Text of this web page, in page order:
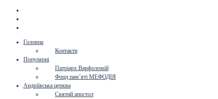
Головна
Контакти
Популярні
Патріарх Варфоломій
Фонд пам’яті МЕФОДІЯ
Андріївська церква
Святий апостол